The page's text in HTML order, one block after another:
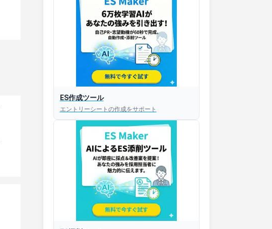
ES作成ツール
エントリーシートの作成をサポート